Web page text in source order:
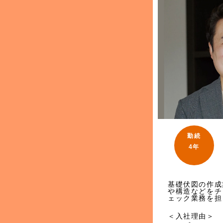
勤続
4年
基礎伏図の作
や構造などを
ェック業務を
＜入社理由＞